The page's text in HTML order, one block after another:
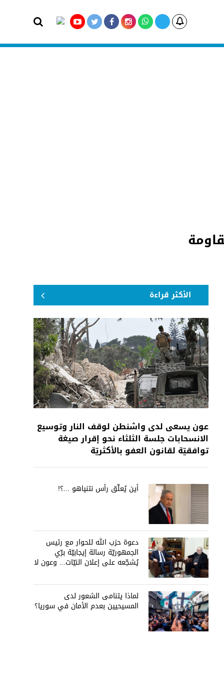
الأكثر قراءة
عون يسعى لدى واشنطن لوقف النار وتوسيع
الانسحابات جلسة الثلثاء نحو إقرار صيغة
توافقيّة لقانون العفو بالأكثريّة
أين يُعلّق رأس نتنياهو ...؟!
دعوة حزب الله للحوار مع رئيس
الجمهوريّة رسالة إيجابيّة برّي
يُشجّعه على إعلان النيّات... وعون لا
لماذا يتنامى الشعور لدى
المسيحيين بعدم الأمان في سوريا؟